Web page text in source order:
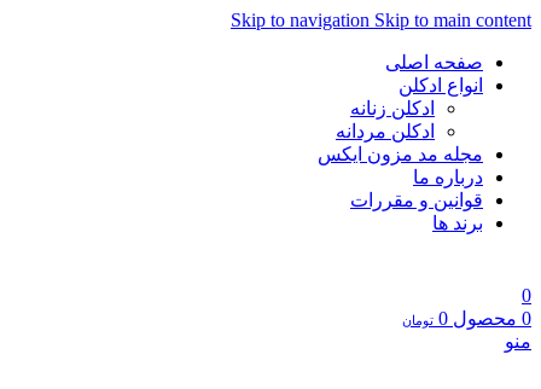
Skip to navigation Skip to main content
صفحه اصلی
انواع ادکلن
ادکلن زنانه
ادکلن مردانه
مجله مد مزون ایکس
درباره ما
قوانین و مقررات
برند ها
0
0 محصول 0 تومان
منو